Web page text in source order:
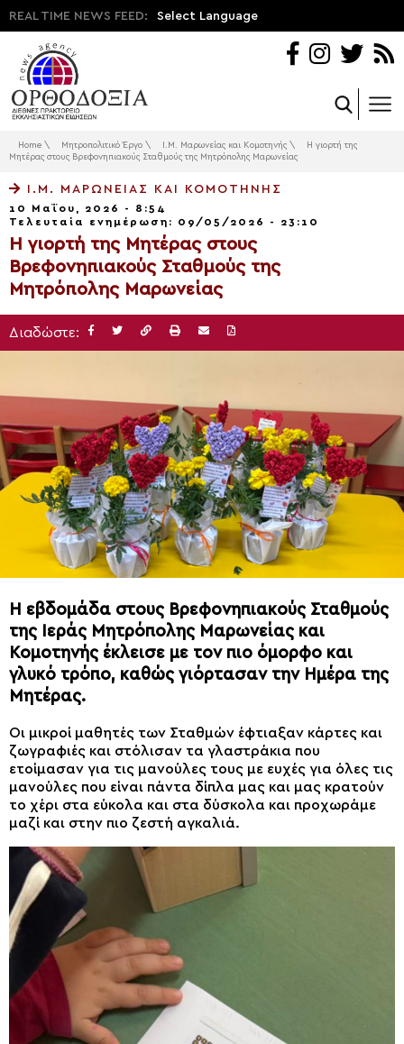
REAL TIME NEWS FEED: Select Language
Home \ Μητροπολιτικό Έργο \ Ι.Μ. Μαρωνείας και Κομοτηνής \
Η γιορτή της
Μητέρας στους Βρεφονηπιακούς Σταθμούς της Μητρόπολης Μαρωνείας
Ι.Μ. ΜΑΡΩΝΕΊΑΣ ΚΑΙ ΚΟΜΟΤΗΝΉΣ
10 Μαΐου, 2026 - 8:54
Τελευταία ενημέρωση: 09/05/2026 - 23:10
Η γιορτή της Μητέρας στους
Βρεφονηπιακούς Σταθμούς της
Μητρόπολης Μαρωνείας
Διαδώστε:
Η εβδομάδα στους Βρεφονηπιακούς Σταθμούς
της Ιεράς Μητρόπολης Μαρωνείας και
Κομοτηνής έκλεισε με τον πιο όμορφο και
γλυκό τρόπο, καθώς γιόρτασαν την Ημέρα της
Μητέρας.
Οι μικροί μαθητές των Σταθμών έφτιαξαν κάρτες και
ζωγραφιές και στόλισαν τα γλαστράκια που
ετοίμασαν για τις μανούλες τους με ευχές για όλες τις
μανούλες που είναι πάντα δίπλα μας και μας κρατούν
το χέρι στα εύκολα και στα δύσκολα και προχωράμε
μαζί και στην πιο ζεστή αγκαλιά.